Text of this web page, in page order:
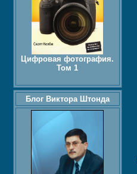
Цифровая фотография.
Том 1
Блог Виктора Штонда